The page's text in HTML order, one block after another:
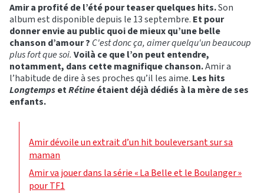
Amir a profité de l’été pour teaser quelques hits.Son
album est disponible depuis le 13 septembre. Et pour
donner envie au public quoi de mieux qu’une belle
chanson d’amour ? C'est donc ça, aimer quelqu'un beaucoup
plus fort que soi. Voilà ce que l’on peut entendre,
notamment, dans cette magnifique chanson.Amir a
l’habitude de dire à ses proches qu’il les aime. Les hits
LongtempsetRétineétaient déjà dédiés à la mère de ses
enfants.
Amir dévoile un extrait d’un hit bouleversant sur sa
maman
Amir va jouer dans la série « La Belle et le Boulanger »
pour TF1